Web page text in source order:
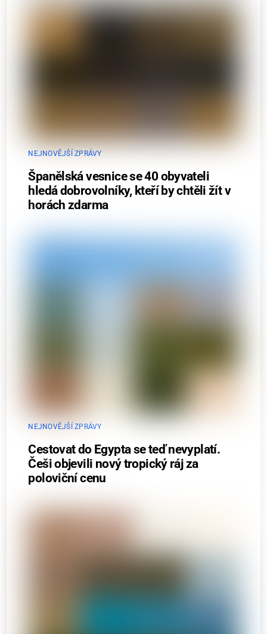
NEJNOVĚJŠÍ ZPRÁVY
Španělská vesnice se 40 obyvateli
hledá dobrovolníky, kteří by chtěli žít v
horách zdarma
NEJNOVĚJŠÍ ZPRÁVY
Cestovat do Egypta se teď nevyplatí.
Češi objevili nový tropický ráj za
poloviční cenu